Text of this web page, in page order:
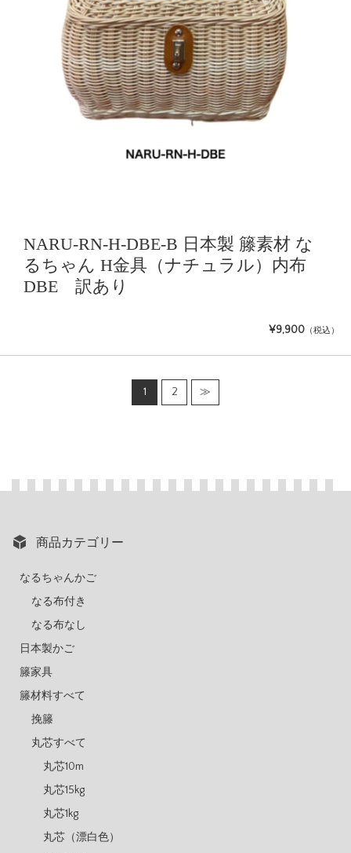
NARU-RN-H-DBE-B 日本製 籐素材 な
るちゃん H金具（ナチュラル）内布
DBE 訳あり
¥9,900 （税込）
1 2 ≫
商品カテゴリー
なるちゃんかご
なる布付き
なる布なし
日本製かご
籐家具
籐材料すべて
挽籐
丸芯すべて
丸芯10m
丸芯15kg
丸芯1kg
丸芯（漂白色）